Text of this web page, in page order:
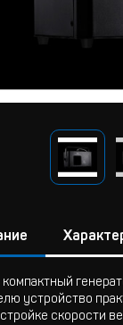
устройство
скорости